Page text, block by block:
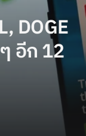
DOGE
อีก 12